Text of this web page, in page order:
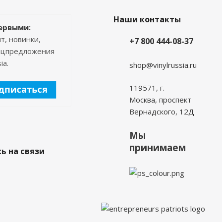
новинки,
на связи
Наши контакты
+7 800 444-08-37
shop@vinylrussia.ru
119571,г.
Москва, проспект
Вернадского, 12Д
Мы
принимаем